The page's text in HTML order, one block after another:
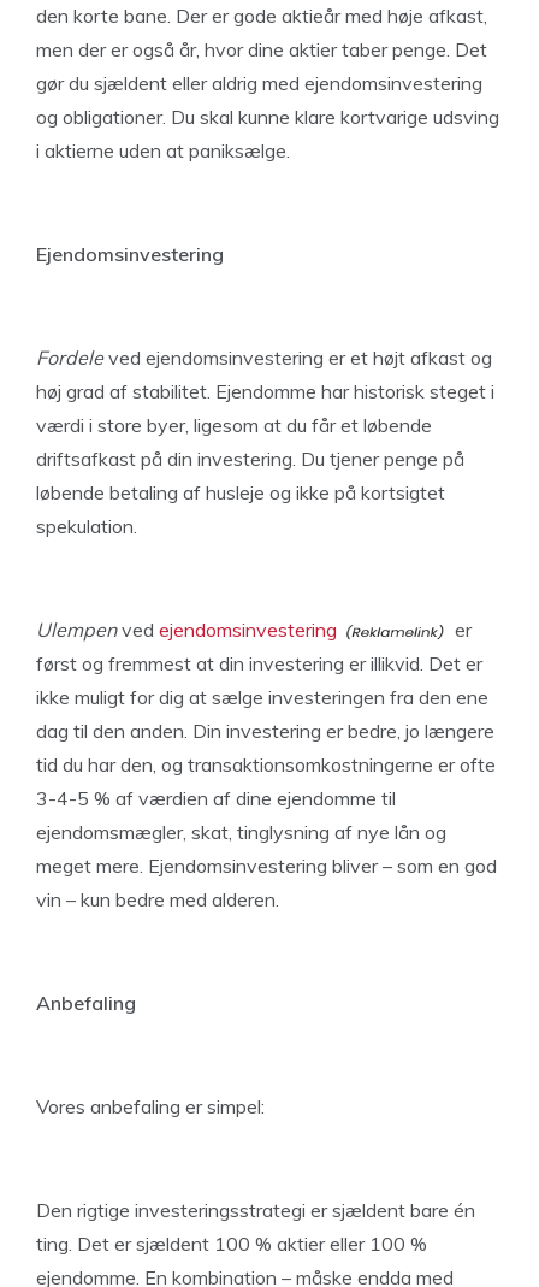
den korte bane. Der er gode aktieår med høje afkast,
men der er også år, hvor dine aktier taber penge. Det
gør du sjældent eller aldrig med ejendomsinvestering
og obligationer. Du skal kunne klare kortvarige udsving
i aktierne uden at paniksælge.
Ejendomsinvestering
Fordeleved ejendomsinvestering er et højt afkast og
høj grad af stabilitet. Ejendomme har historisk steget i
værdi i store byer, ligesom at du får et løbende
driftsafkast på din investering. Du tjener penge på
løbende betaling af husleje og ikke på kortsigtet
spekulation.
Ulempenved ejendomsinvestering
er
først og fremmest at din investering er illikvid. Det er
ikke muligt for dig at sælge investeringen fra den ene
dag til den anden. Din investering er bedre, jo længere
tid du har den, og transaktionsomkostningerne er ofte
3-4-5 % af værdien af dine ejendomme til
ejendomsmægler, skat, tinglysning af nye lån og
meget mere. Ejendomsinvestering bliver – som en god
vin – kun bedre med alderen.
Anbefaling
Vores anbefaling er simpel:
Den rigtige investeringsstrategi er sjældent bare én
ting. Det er sjældent 100 % aktier eller 100 %
ejendomme. En kombination – måske endda med